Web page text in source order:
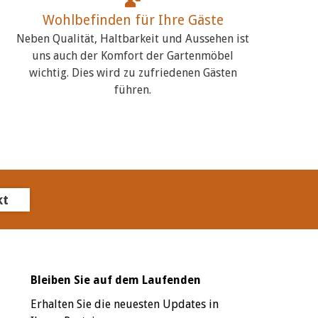
Wohlbefinden für Ihre Gäste
Neben Qualität, Haltbarkeit und Aussehen ist
uns auch der Komfort der Gartenmöbel
wichtig. Dies wird zu zufriedenen Gästen
führen.
Bleiben Sie auf dem Laufenden
Erhalten Sie die neuesten Updates in